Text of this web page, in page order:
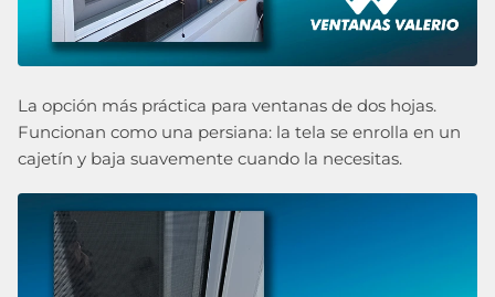
La opción más práctica para ventanas de dos hojas.
Funcionan como una persiana: la tela se enrolla en un
cajetín y baja suavemente cuando la necesitas.